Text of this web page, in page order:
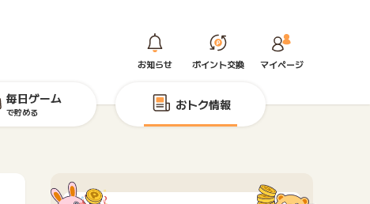
お知らせ ポイント交換 マイページ
毎日ゲーム
で貯める おトク情報